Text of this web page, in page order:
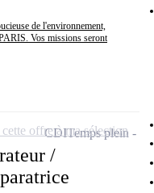
de l'environnement,
Vos missions seront
/
CDITemps plein
offre à ma sélection